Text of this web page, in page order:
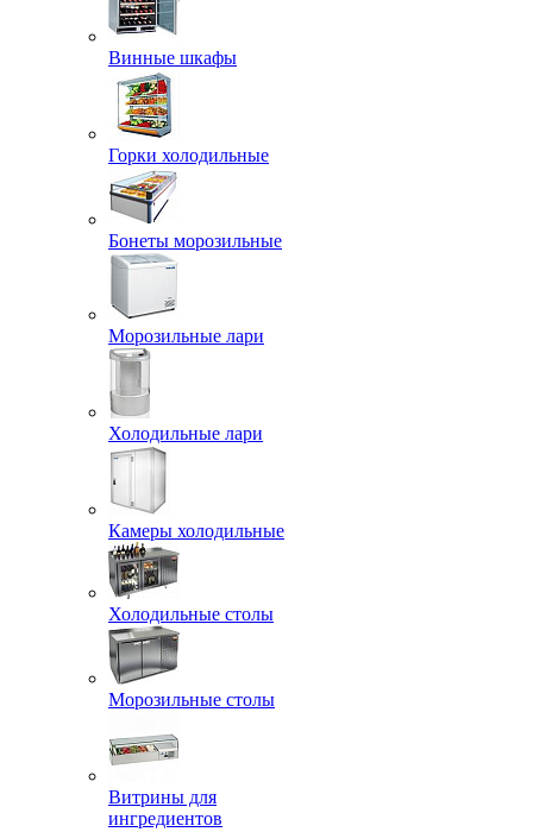
Винные шкафы
Горки холодильные
Бонеты морозильные
Морозильные лари
Холодильные лари
Камеры холодильные
Холодильные столы
Морозильные столы
Витрины для
ингредиентов